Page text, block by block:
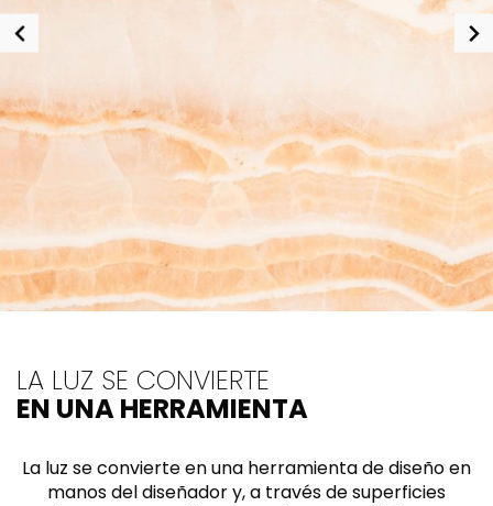
LA LUZ SE CONVIERTE
EN UNA HERRAMIENTA
La luz se convierte en una herramienta de diseño en
manos del diseñador y, a través de superficies